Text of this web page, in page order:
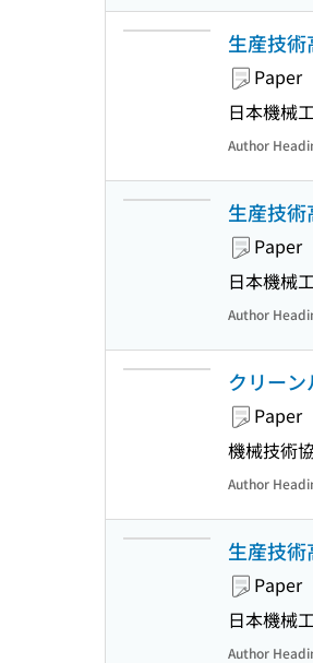
生産技
Paper
日本機械
Author
生産技
Paper
日本機械
Author
クリー
Paper
機械技術
Author
生産技
Paper
日本機械
Author